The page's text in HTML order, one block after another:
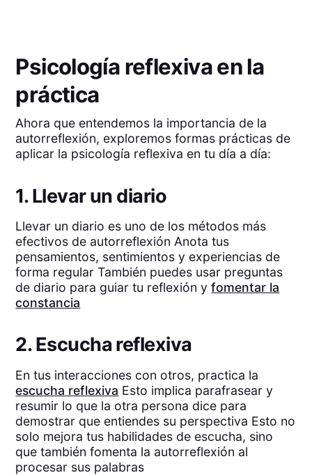
Psicología reflexiva en la
práctica
Ahora que entendemos la importancia de la
autorreflexión, exploremos formas prácticas de
aplicar la psicología reflexiva en tu día a día:
1. Llevar un diario
Llevar un diario es uno de los métodos más
efectivos de autorreflexión Anota tus
pensamientos, sentimientos y experiencias de
forma regular También puedes usar preguntas
de diario para guiar tu reflexión yfomentar la
constancia
2. Escucha reflexiva
En tus interacciones con otros, practica la
escucha reflexiva Esto implica parafrasear y
resumir lo que la otra persona dice para
demostrar que entiendes su perspectiva Esto no
solo mejora tus habilidades de escucha, sino
que también fomenta la autorreflexión al
procesar sus palabras